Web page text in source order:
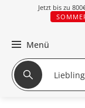
Jetzt bis zu
Menü